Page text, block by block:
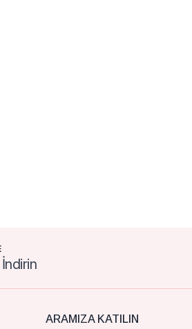
ARAMIZA KATILIN